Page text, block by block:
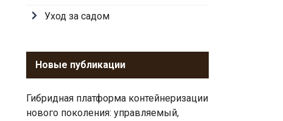
Уход за садом
Новые публикации
Гибридная платформа контейнеризации
нового поколения: управляемый,